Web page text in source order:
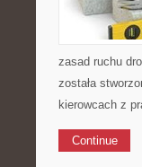
zasad ruchu
została
kierowcach z
Continue